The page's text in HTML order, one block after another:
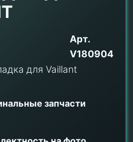
Арт.
V180904
запчасти